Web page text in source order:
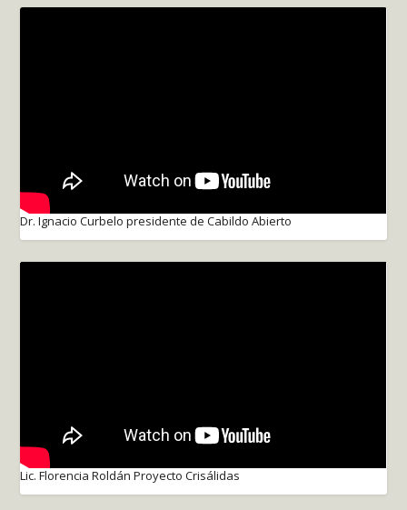
Dr. Ignacio Curbelo presidente de Cabildo Abierto
Lic. Florencia Roldán Proyecto Crisálidas